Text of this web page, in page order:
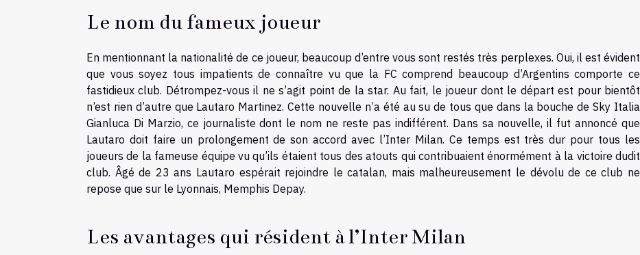
Le nom du fameux joueur
En mentionnant la nationalité de ce joueur, beaucoup d’entre vous sont restés très perplexes. Oui, il est évident
que vous soyez tous impatients de connaître vu que la FC comprend beaucoup d’Argentins comporte ce
fastidieux club. Détrompez-vous il ne s’agit point de la star. Au fait, le joueur dont le départ est pour bientôt
n’est rien d’autre que Lautaro Martinez. Cette nouvelle n’a été au su de tous que dans la bouche de Sky Italia
Gianluca Di Marzio, ce journaliste dont le nom ne reste pas indifférent. Dans sa nouvelle, il fut annoncé que
Lautaro doit faire un prolongement de son accord avec l’Inter Milan. Ce temps est très dur pour tous les
joueurs de la fameuse équipe vu qu’ils étaient tous des atouts qui contribuaient énormément à la victoire dudit
club. Âgé de 23 ans Lautaro espérait rejoindre le catalan, mais malheureusement le dévolu de ce club ne
repose que sur le Lyonnais, Memphis Depay.
Les avantages qui résident à l’Inter Milan